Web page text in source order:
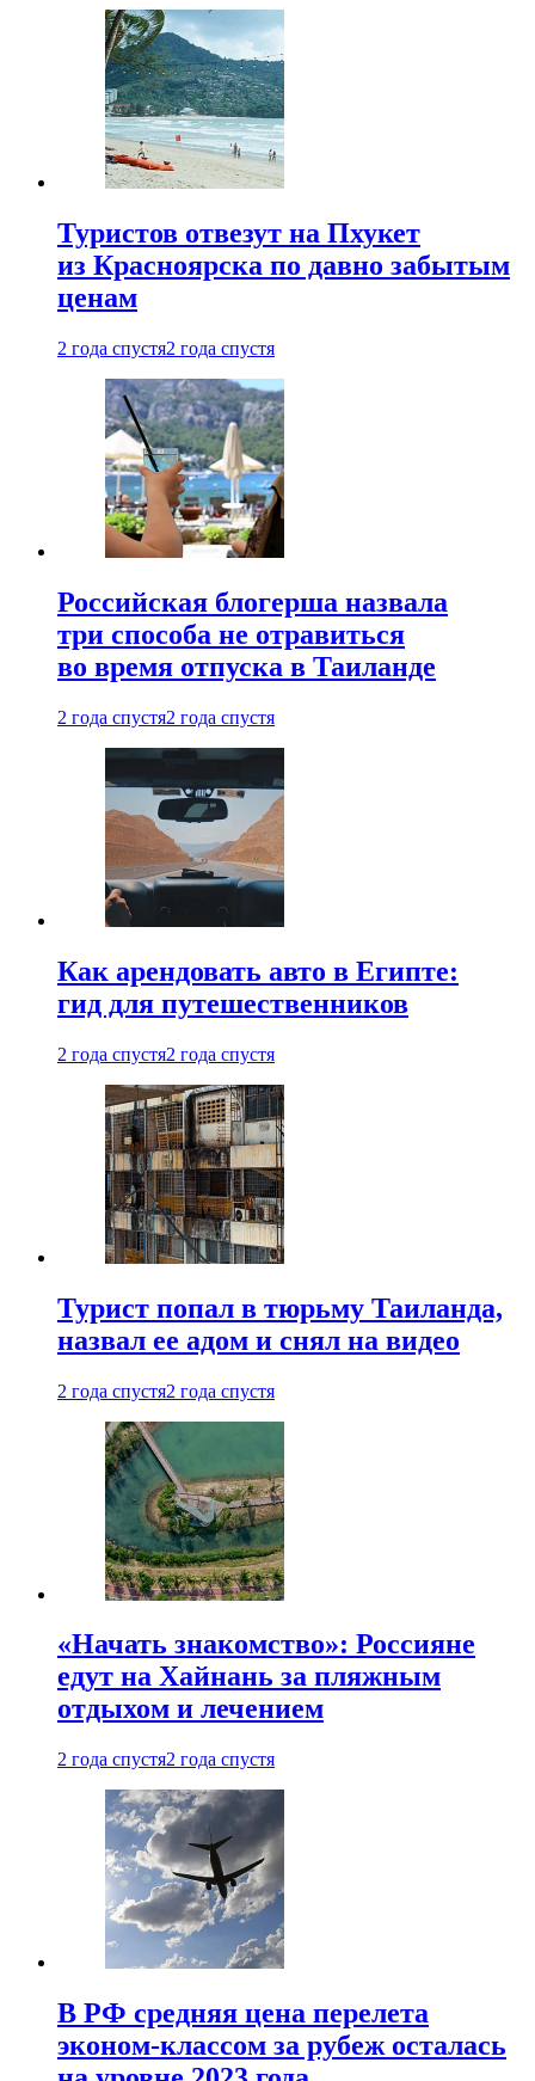
Туристов отвезут на Пхукет
из Красноярска по давно забытым
ценам
2 года спустя2 года спустя
Российская блогерша назвала
три способа не отравиться
во время отпуска в Таиланде
2 года спустя2 года спустя
Как арендовать авто в Египте:
гид для путешественников
2 года спустя2 года спустя
Турист попал в тюрьму Таиланда,
назвал ее адом и снял на видео
2 года спустя2 года спустя
«Начать знакомство»: Россияне
едут на Хайнань за пляжным
отдыхом и лечением
2 года спустя2 года спустя
В РФ средняя цена перелета
эконом-классом за рубеж осталась